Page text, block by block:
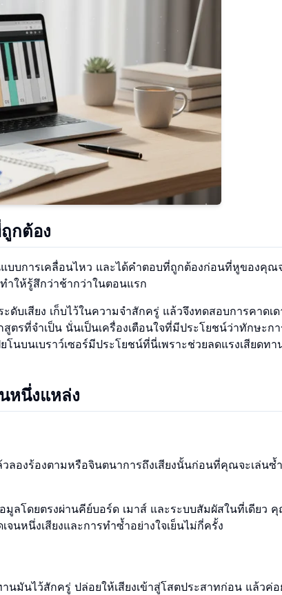
กต้อง
บการเคลื่อนไหว และได้คำตอบที่ถูกต้องก่อนที่หูของคุณ
ำให้รู้สึกว่าช้ากว่าในตอนแรก
บเสียง เก็บไว้ในความจำสักครู่ แล้วจึงทดสอบการคาดเ
รที่จำเป็น นั่นเป็นเครื่องเตือนใจที่มีประโยชน์ว่าทักษะกา
นบนเบราว์เซอร์มีประโยชน์ที่นี่เพราะช่วยลดแรงเสียดท
หนึ่งแหล่ง
ลองร้องตามหรือจินตนาการถึงเสียงนั้นก่อนที่คุณจะเล่นซ้
มูลโดยตรงผ่านคีย์บอร์ด เมาส์ และระบบสัมผัสในที่เดียว
นหนึ่งเสียงและการทำซ้ำอย่างใจเย็นไม่กี่ครั้ง
มันไว้สักครู่ ปล่อยให้เสียงเข้าสู่โสตประสาทก่อน แล้วค่อ